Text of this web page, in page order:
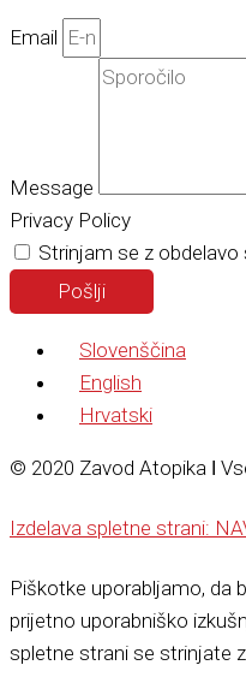
Email
Message
Privacy Policy
Strinjam se z obdelavo
Pošlji
Slovenščina
English
Hrvatski
© 2020 Zavod Atopika ǀ
Izdelava spletne strani:
Piškotke uporabljamo, da
prijetno uporabniško
spletne strani se strinjate